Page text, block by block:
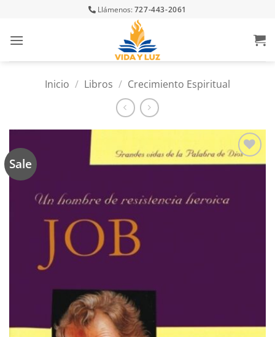
content
Llámenos:727-443-2061
Inicio / Libros / Crecimiento Espiritual
Sale
Añadir